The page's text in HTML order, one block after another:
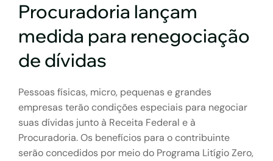
Procuradoria lançam
medida para renegociação
de dívidas
Pessoas físicas, micro, pequenas e grandes
empresas terão condições especiais para negociar
suas dívidas junto à Receita Federal e à
Procuradoria. Os benefícios para o contribuinte
serão concedidos por meio do Programa Litígio Zero,